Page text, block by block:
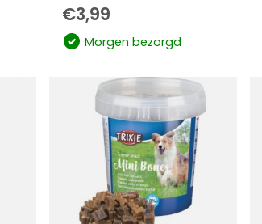
€3,99
Morgen bezorgd